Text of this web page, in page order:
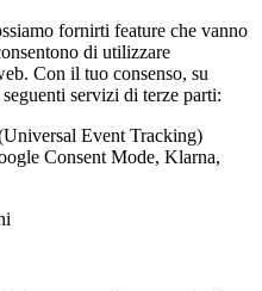
fornirti feature che vanno
di utilizzare
Con il tuo consenso, su
servizi di terze parti:
Event Tracking)
Consent Mode, Klarna,